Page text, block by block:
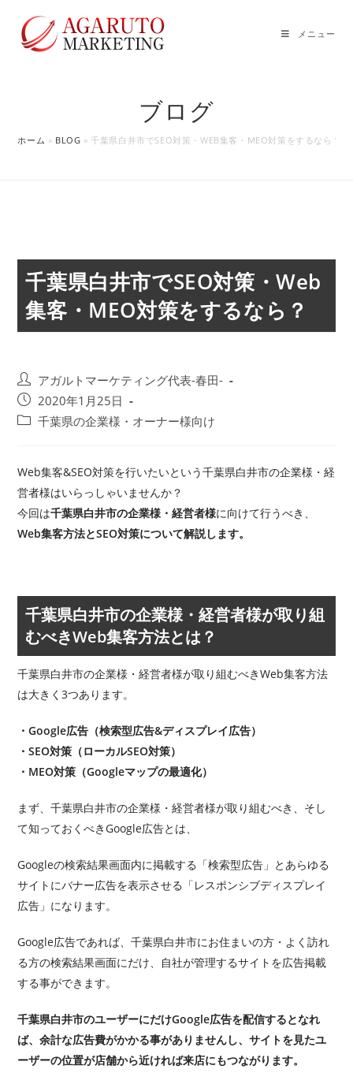
メニュー
ブログ
ホーム » BLOG »千葉県白井市でSEO対策・WEB集客・MEO対策をするなら？
千葉県白井市でSEO対策・Web
集客・MEO対策をするなら？
投
稿
者:
アガルトマーケティング代表-春田-
投
稿
日:
2020年1月25日
投
テ
ゴ
リ
ー:
千葉県の企業様・オーナー様向け
Web集客&SEO対策を行いたいという千葉県白井市の企業様・経
営者様はいらっしゃいませんか？
今回は千葉県白井市の企業様・経営者様に向けて行うべき、
Web集客方法とSEO対策について解説します。
千葉県白井市の企業様・経営者様が取り組
むべきWeb集客方法とは？
千葉県白井市の企業様・経営者様が取り組むべきWeb集客方法
は大きく3つあります。
・Google広告（検索型広告&ディスプレイ広告）
・SEO対策（ローカルSEO対策）
・MEO対策（Googleマップの最適化）
まず、千葉県白井市の企業様・経営者様が取り組むべき、そし
て知っておくべきGoogle広告とは、
Googleの検索結果画面内に掲載する「検索型広告」とあらゆる
サイトにバナー広告を表示させる「レスポンシブディスプレイ
広告」になります。
Google広告であれば、千葉県白井市にお住まいの方・よく訪れ
る方の検索結果画面にだけ、自社が管理するサイトを広告掲載
する事ができます。
千葉県白井市のユーザーにだけGoogle広告を配信するとなれ
ば、余計な広告費がかかる事がありませんし、サイトを見たユ
ーザーの位置が店舗から近ければ来店にもつながります。